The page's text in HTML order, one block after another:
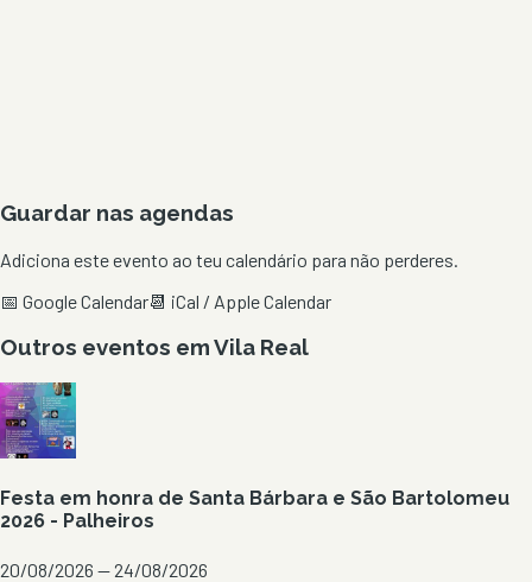
Guardar nas agendas
Adiciona este evento ao teu calendário para não perderes.
📅 Google Calendar📆 iCal / Apple Calendar
Outros eventos emVila Real
Festa em honra de Santa Bárbara e São Bartolomeu
2026 - Palheiros
20/08/2026 — 24/08/2026